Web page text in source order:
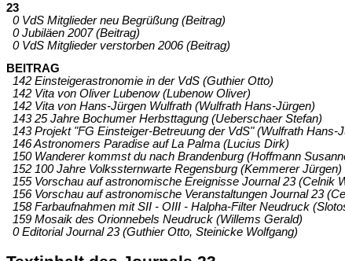
23
0 VdS Mitglieder neu Begrüßung (Beitrag)
0 Jubiläen 2007 (Beitrag)
0 VdS Mitglieder verstorben 2006 (Beitrag)
BEITRAG
142 Einsteigerastronomie in der VdS (Guthier Otto)
142 Vita von Oliver Lubenow (Lubenow Oliver)
142 Vita von Hans-Jürgen Wulfrath (Wulfrath Hans-Jürgen)
143 25 Jahre Bochumer Herbsttagung (Ueberschaer Stefan)
143 Projekt "FG Einsteiger-Betreuung der VdS" (Wulfrath Hans-
146 Astronomers Paradise auf La Palma (Lucius Dirk)
150 Wanderer kommst du nach Brandenburg (Hoffmann
152 100 Jahre Volkssternwarte Regensburg (Kemmerer Jürgen)
155 Vorschau auf astronomische Ereignisse Journal 23 (Celnik
156 Vorschau auf astronomische Veranstaltungen Journal 23
158 Farbaufnahmen mit SII - OIII - Halpha-Filter Neudruck
159 Mosaik des Orionnebels Neudruck (Willems Gerald)
0 Editorial Journal 23 (Guthier Otto, Steinicke Wolfgang)